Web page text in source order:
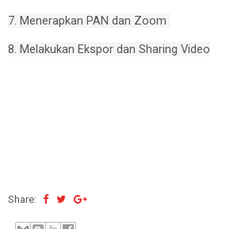
7. Menerapkan PAN dan Zoom
8. Melakukan Ekspor dan Sharing Video
Share: